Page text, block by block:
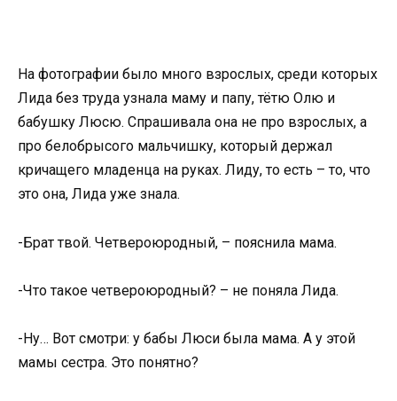
На фотографии было много взрослых, среди которых
Лида без труда узнала маму и папу, тётю Олю и
бабушку Люсю. Спрашивала она не про взрослых, а
про белобрысого мальчишку, который держал
кричащего младенца на руках. Лиду, то есть – то, что
это она, Лида уже знала.
-Брат твой. Четвероюродный, – пояснила мама.
-Что такое четвероюродный? – не поняла Лида.
-Ну… Вот смотри: у бабы Люси была мама. А у этой
мамы сестра. Это понятно?